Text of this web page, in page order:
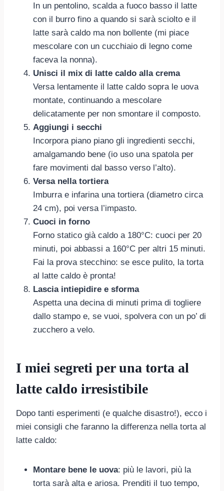
In un pentolino, scalda a fuoco basso il latte
con il burro fino a quando si sarà sciolto e il
latte sarà caldo ma non bollente (mi piace
mescolare con un cucchiaio di legno come
faceva la nonna).
Unisci il mix di latte caldo alla crema
Versa lentamente il latte caldo sopra le uova
montate, continuando a mescolare
delicatamente per non smontare il composto.
Aggiungi i secchi
Incorpora piano piano gli ingredienti secchi,
amalgamando bene (io uso una spatola per
fare movimenti dal basso verso l’alto).
Versa nella tortiera
Imburra e infarina una tortiera (diametro circa
24 cm), poi versa l’impasto.
Cuoci in forno
Forno statico già caldo a 180°C: cuoci per 20
minuti, poi abbassi a 160°C per altri 15 minuti.
Fai la prova stecchino: se esce pulito, la torta
al latte caldo è pronta!
Lascia intiepidire e sforma
Aspetta una decina di minuti prima di togliere
dallo stampo e, se vuoi, spolvera con un po’ di
zucchero a velo.
I miei segreti per una torta al
latte caldo irresistibile
Dopo tanti esperimenti (e qualche disastro!), ecco i
miei consigli che faranno la differenza nella torta al
latte caldo:
Montare bene le uova: più le lavori, più la
torta sarà alta e ariosa. Prenditi il tuo tempo,